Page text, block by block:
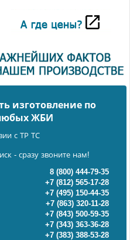
изготовление по
ЖБИ
с ТР ТС
- сразу звоните нам!
8 (800) 444-79-35
+7 (812) 565-17-28
+7 (495) 150-44-35
+7 (863) 320-11-28
+7 (843) 500-59-35
+7 (343) 363-36-28
+7 (383) 388-53-28